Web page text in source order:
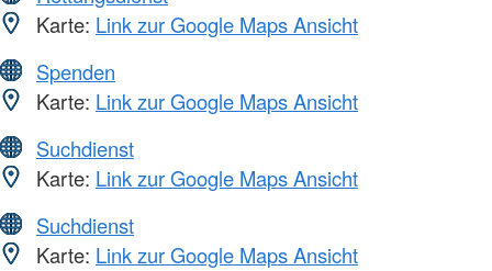
Karte: Link zur Google Maps Ansicht
Spenden
Karte: Link zur Google Maps Ansicht
Suchdienst
Karte: Link zur Google Maps Ansicht
Suchdienst
Karte: Link zur Google Maps Ansicht